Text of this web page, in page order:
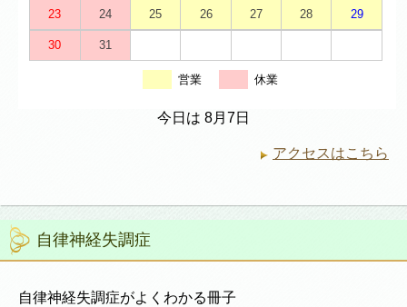
23 24 25 26 27 28 29
30 31
営業 休業
今日は 8月7日
アクセスはこちら
自律神経失調症
自律神経失調症がよくわかる冊子